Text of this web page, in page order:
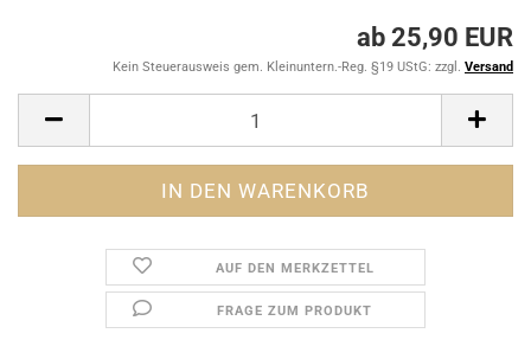
ab 25,90 EUR
Kein Steuerausweis gem. Kleinuntern.-Reg. §19 UStG: zzgl. Versand
AUF DEN MERKZETTEL
FRAGE ZUM PRODUKT